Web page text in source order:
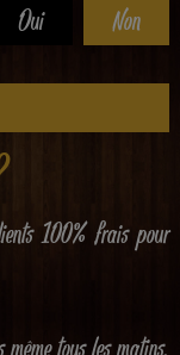
Oui Non
100% frais pour